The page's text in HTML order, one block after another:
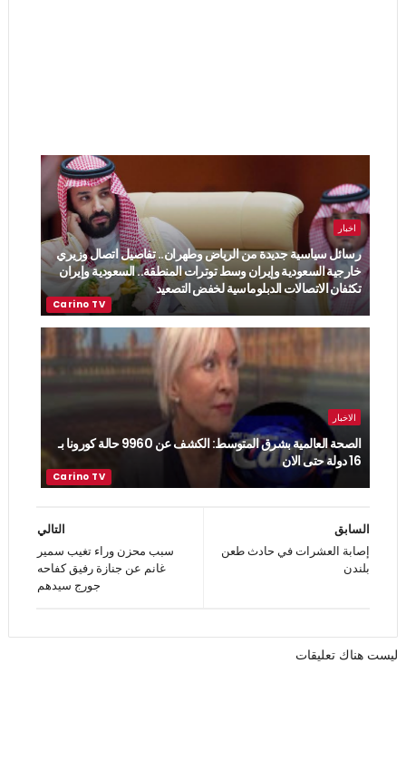
اخبار
رسائل سياسية جديدة من الرياض وطهران.. تفاصيل اتصال وزيري
خارجية السعودية وإيران وسط توترات المنطقة.. السعودية وإيران
تكثفان الاتصالات الدبلوماسية لخفض التصعيد
الاخبار
الصحة العالمية بشرق المتوسط: الكشف عن 9960 حالة كورونا بـ
16 دولة حتى الان
التالي
سبب محزن وراء تغيب سمير
غانم عن جنازة رفيق كفاحه
جورج سيدهم
السابق
إصابة العشرات في حادث طعن
بلندن
ليست هناك تعليقات